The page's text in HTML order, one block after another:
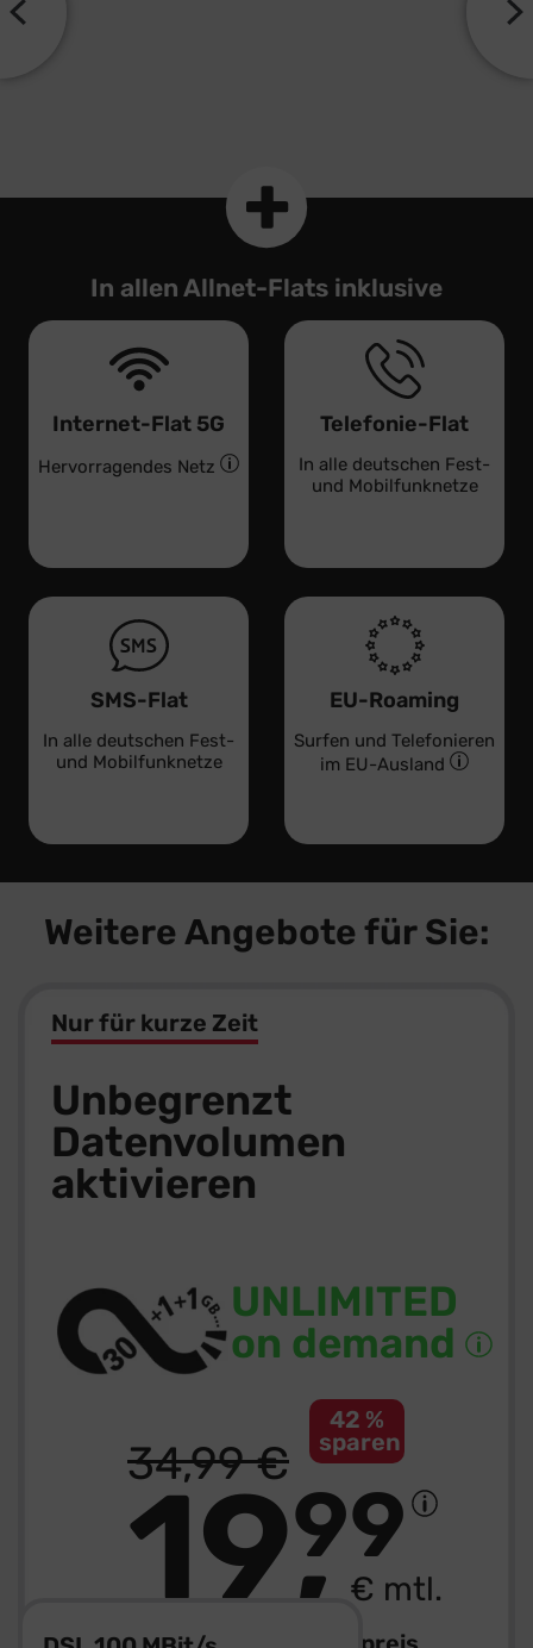
In allen Allnet-Flats inklusive
Internet-Flat 5G
Hervorragendes Netz
Telefonie-Flat
In alle deutschen Fest-
und Mobilfunknetze
SMS-Flat
In alle deutschen Fest-
und Mobilfunknetze
EU-Roaming
Surfen und Telefonieren
im EU-Ausland
Weitere Angebote für Sie:
Unbegrenzt
Datenvolumen
aktivieren
Nur für kurze Zeit
42 %
sparen
34,99€
1999
€ mtl.
UNLIMITED
on demand